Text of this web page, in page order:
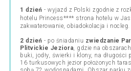
1 dzień - wyjazd z Polski zgodnie z
hotelu Princess**** strona hotelu w
zakwaterowanie, obiadokolacja i nocleg.
2 dzień - po śniadaniu zwiedzanie
Plitvickie Jeziora, gdzie na
buki, jodły, świerki i klony, na
16 turkusowych jezior położonych